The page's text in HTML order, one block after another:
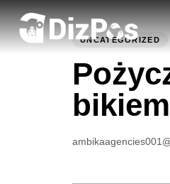
IN:
UNCATEGORIZED
on: